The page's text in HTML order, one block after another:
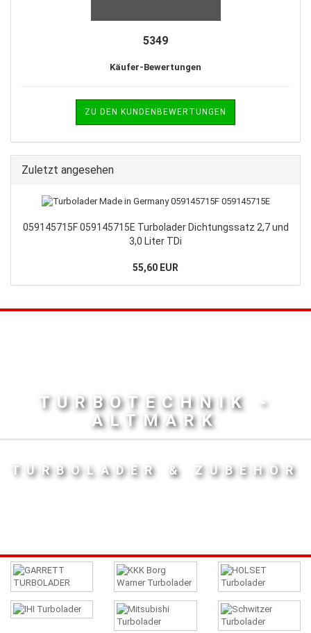
5349
Käufer-Bewertungen
ZU DEN KUNDENBEWERTUNGEN
Zuletzt angesehen
059145715F 059145715E Turbolader Dichtungssatz 2,7 und
3,0 Liter TDi
55,60 EUR
TURBOTECHNIK -
ALTMARK
TURBOLADER & ZUBEHÖR